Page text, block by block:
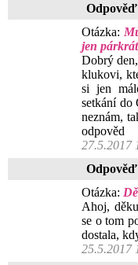
Otázka:
jen
Dobrý
klukovi,
si jen
setkání do
neznám,
odpověd
27.5.2017
Otázka:
Ahoj,
se o tom
dostala,
25.5.2017